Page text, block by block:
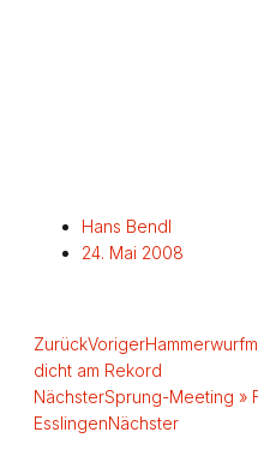
Hans Bendl
24. Mai 2008
ZurückVoriger
dicht am Rekord
NächsterSprung-Meeting »
EsslingenNächster